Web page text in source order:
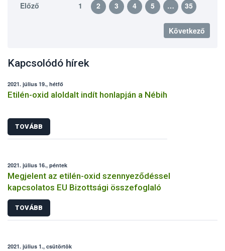
Előző 1 2 3 4 5 … 35
Következő
Kapcsolódó hírek
2021. július 19., hétfő
Etilén-oxid aloldalt indít honlapján a Nébih
TOVÁBB
2021. július 16., péntek
Megjelent az etilén-oxid szennyeződéssel
kapcsolatos EU Bizottsági összefoglaló
TOVÁBB
2021. július 1., csütörtök